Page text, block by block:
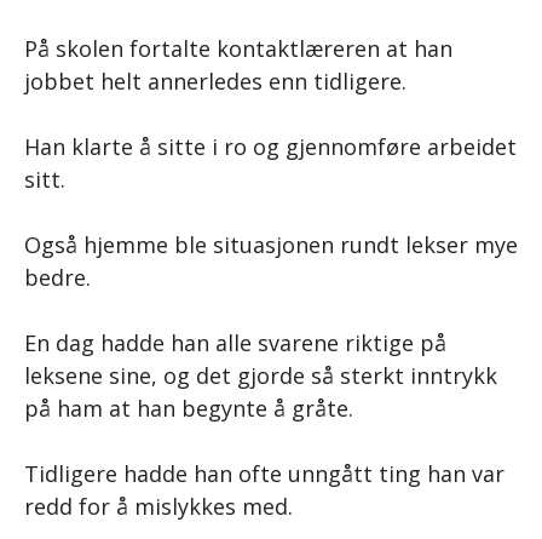
På skolen fortalte kontaktlæreren at han
jobbet helt annerledes enn tidligere.
Han klarte å sitte i ro og gjennomføre arbeidet
sitt.
Også hjemme ble situasjonen rundt lekser mye
bedre.
En dag hadde han alle svarene riktige på
leksene sine, og det gjorde så sterkt inntrykk
på ham at han begynte å gråte.
Tidligere hadde han ofte unngått ting han var
redd for å mislykkes med.